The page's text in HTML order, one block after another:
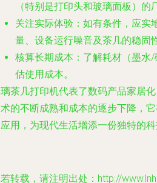
（特别是打印头和玻璃面板）的
关注实际体验 ：如有条件，应
量、设备运行噪音及茶几的稳固
核算长期成本 ：了解耗材（墨
估使用成本。
茶几打印机代表了数码产品家居
的不断成熟和成本的逐步下降，
用，为现代生活增添一份独特的科
转载，请注明出处：http://